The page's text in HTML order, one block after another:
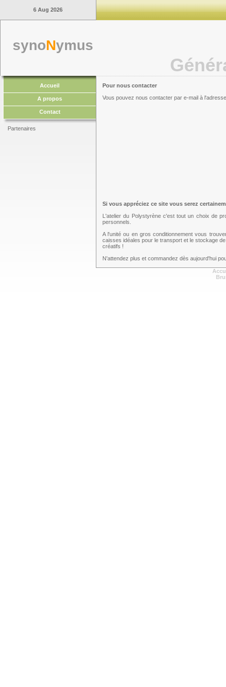
6 Aug 2026
synoNymus
Accueil
A propos
Contact
Partenaires
Pour nous contacter
Vous pouvez nous contacter par e-mail à
Si vous appréciez ce site vous serez
L'atelier du Polystyrène c'est tout un choix de
personnels.
A l'unité ou en gros conditionnement vous
caisses idéales pour le transport et le stockage
créatifs !
N'attendez plus et commandez dès aujourd'hui